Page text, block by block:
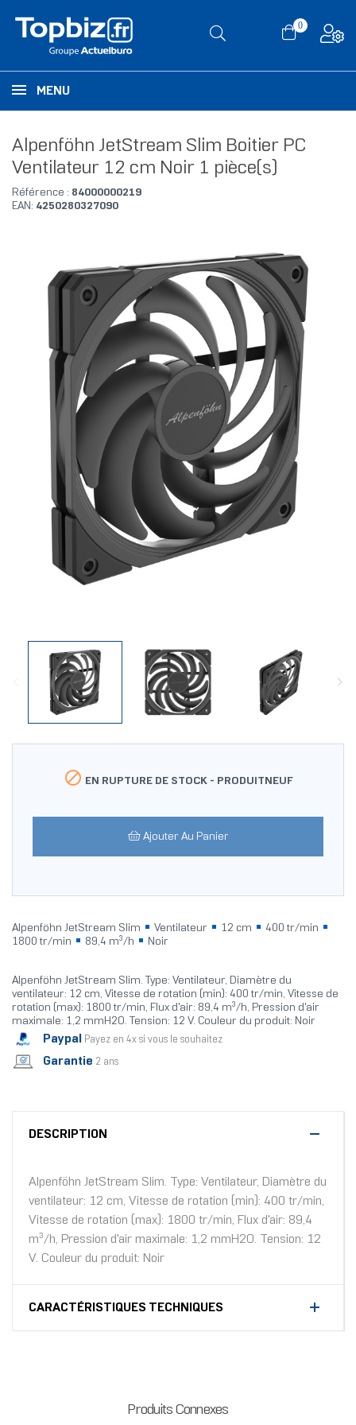
0
MENU
Alpenföhn JetStream Slim Boitier PC
Ventilateur 12 cm Noir 1 pièce(s)
Référence : 84000000219
EAN: 4250280327090
 EN RUPTURE DE STOCK - PRODUITNEUF
Ajouter Au Panier
Alpenföhn JetStream Slim Ventilateur 12 cm
400 tr/min
1800 tr/min
89,4 m³/h Noir
Alpenföhn JetStream Slim. Type: Ventilateur, Diamètre du
ventilateur: 12 cm, Vitesse de rotation (min): 400 tr/min, Vitesse de
rotation (max): 1800 tr/min, Flux d'air: 89,4 m³/h, Pression d'air
maximale: 1,2 mmH2O. Tension: 12 V. Couleur du produit: Noir
Paypal Payez en 4x si vous le souhaitez
Garantie 2 ans
DESCRIPTION
Alpenföhn JetStream Slim. Type: Ventilateur, Diamètre du
ventilateur: 12 cm, Vitesse de rotation (min): 400 tr/min,
Vitesse de rotation (max): 1800 tr/min, Flux d'air: 89,4
m³/h, Pression d'air maximale: 1,2 mmH2O. Tension: 12
V. Couleur du produit: Noir
CARACTÉRISTIQUES TECHNIQUES
Produits Connexes